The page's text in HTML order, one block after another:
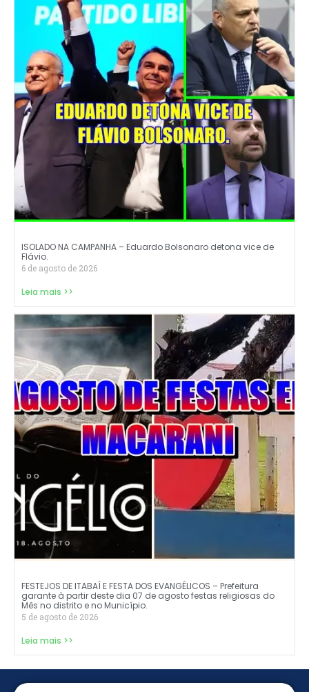
ISOLADO NA CAMPANHA – Eduardo Bolsonaro detona vice de
Flávio.
6 de agosto de 2026
Leia mais >>
FESTEJOS DE ITABAÍ E FESTA DOS EVANGÉLICOS – Prefeitura
garante à partir deste dia 07 de agosto festas religiosas do
Mês no distrito e no Município.
5 de agosto de 2026
Leia mais >>